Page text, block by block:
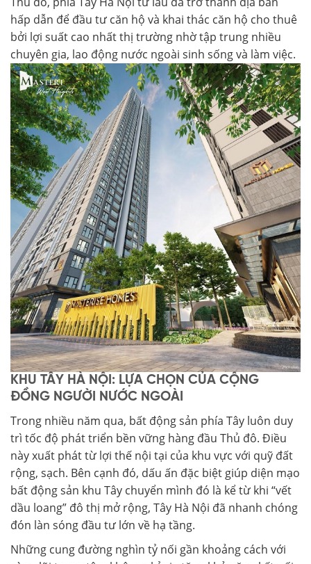
hấp dẫn để đầu tư căn hộ và khai thác căn hộ cho thuê
bởi lợi suất cao nhất thị trường nhờ tập trung nhiều
chuyên gia, lao động nước ngoài sinh sống và làm việc.
KHU TÂY HÀ NỘI: LỰA CHỌN CỦA CỘNG
ĐỒNG NGƯỜI NƯỚC NGOÀI
Trong nhiều năm qua, bất động sản phía Tây luôn duy
trì tốc độ phát triển bền vững hàng đầu Thủ đô. Điều
này xuất phát từ lợi thế nội tại của khu vực với quỹ đất
rộng, sạch. Bên cạnh đó, dấu ấn đặc biệt giúp diện mạo
bất động sản khu Tây chuyển mình đó là kể từ khi “vết
dầu loang” đô thị mở rộng, Tây Hà Nội đã nhanh chóng
đón làn sóng đầu tư lớn về hạ tầng.
Những cung đường nghìn tỷ nối gần khoảng cách với